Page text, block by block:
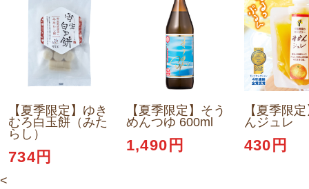
【夏季限定】ゆき
むろ白玉餅（みた
らし）
734円
【夏季限定】そう
めんつゆ 600ml
1,490円
【夏季限
んジュレ
430円
<